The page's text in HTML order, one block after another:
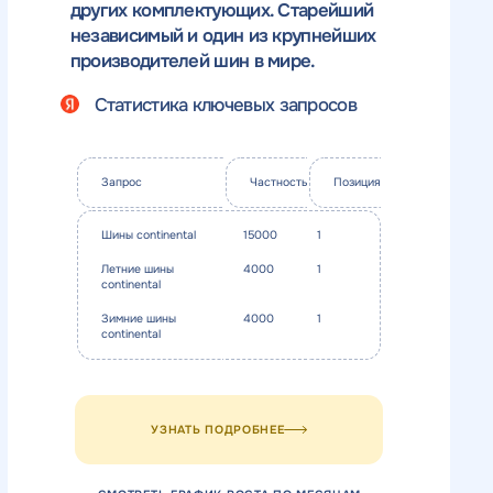
других комплектующих. Старейший
независимый и один из крупнейших
производителей шин в мире.
Статистика ключевых запросов
Запрос Частность Позиция
Шины continental 15000 1
Летние шины
continental
4000 1
Зимние шины
continental
4000 1
УЗНАТЬ ПОДРОБНЕЕ